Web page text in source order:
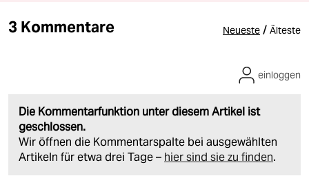
3 Kommentare Neueste / Älteste
Die Kommentarfunktion unter diesem Artikel ist
geschlossen.
Wir öffnen die Kommentarspalte bei ausgewählten
Artikeln für etwa drei Tage – hier sind sie zu finden.
einloggen